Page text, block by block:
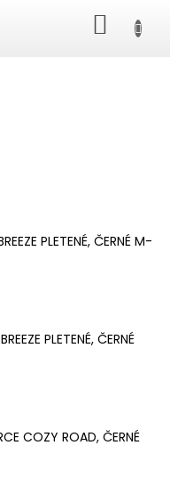
KOŠÍK
PLETENÉ, ČERNÉ M-
PLETENÉ, ČERNÉ
COZY ROAD, ČERNÉ